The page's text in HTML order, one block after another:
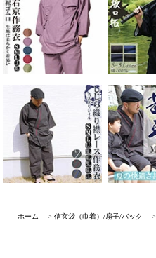
ホーム > 信玄袋（巾着）/扇子/バック >